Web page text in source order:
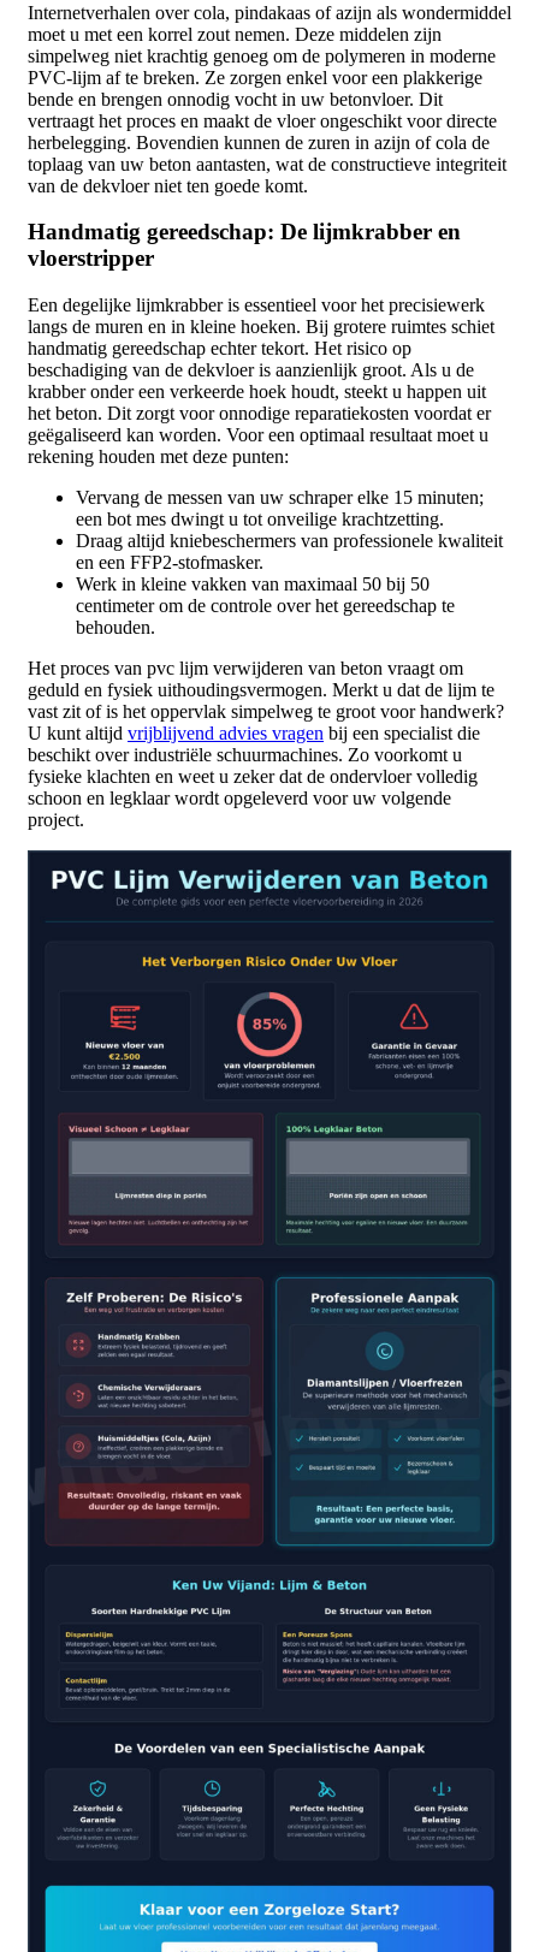
Internetverhalen over cola, pindakaas of azijn als wondermiddel
moet u met een korrel zout nemen. Deze middelen zijn
simpelweg niet krachtig genoeg om de polymeren in moderne
PVC-lijm af te breken. Ze zorgen enkel voor een plakkerige
bende en brengen onnodig vocht in uw betonvloer. Dit
vertraagt het proces en maakt de vloer ongeschikt voor directe
herbelegging. Bovendien kunnen de zuren in azijn of cola de
toplaag van uw beton aantasten, wat de constructieve integriteit
van de dekvloer niet ten goede komt.
Handmatig gereedschap: De lijmkrabber en
vloerstripper
Een degelijke lijmkrabber is essentieel voor het precisiewerk
langs de muren en in kleine hoeken. Bij grotere ruimtes schiet
handmatig gereedschap echter tekort. Het risico op
beschadiging van de dekvloer is aanzienlijk groot. Als u de
krabber onder een verkeerde hoek houdt, steekt u happen uit
het beton. Dit zorgt voor onnodige reparatiekosten voordat er
geëgaliseerd kan worden. Voor een optimaal resultaat moet u
rekening houden met deze punten:
Vervang de messen van uw schraper elke 15 minuten;
een bot mes dwingt u tot onveilige krachtzetting.
Draag altijd kniebeschermers van professionele kwaliteit
en een FFP2-stofmasker.
Werk in kleine vakken van maximaal 50 bij 50
centimeter om de controle over het gereedschap te
behouden.
Het proces van pvc lijm verwijderen van beton vraagt om
geduld en fysiek uithoudingsvermogen. Merkt u dat de lijm te
vast zit of is het oppervlak simpelweg te groot voor handwerk?
U kunt altijd vrijblijvend advies vragen bij een specialist die
beschikt over industriële schuurmachines. Zo voorkomt u
fysieke klachten en weet u zeker dat de ondervloer volledig
schoon en legklaar wordt opgeleverd voor uw volgende
project.